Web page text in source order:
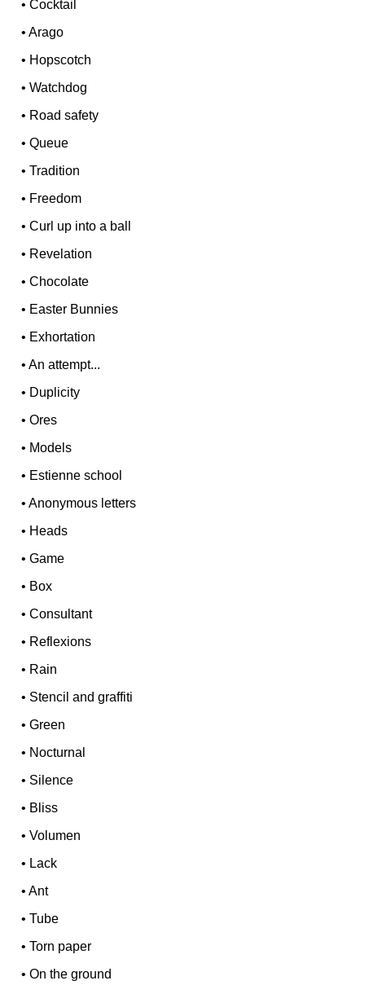
•Cocktail
•Arago
• Hopscotch
•Watchdog
• Road safety
•Queue
•Tradition
• Freedom
•Curl up into a ball
• Revelation
•Chocolate
• Easter Bunnies
• Exhortation
•An attempt...
• Duplicity
•Ores
• Models
• Estienne school
•Anonymous letters
• Heads
•Game
• Box
•Consultant
• Reflexions
• Rain
• Stencil and graffiti
•Green
• Nocturnal
• Silence
• Bliss
•Volumen
• Lack
•Ant
•Tube
•Torn paper
•On the ground